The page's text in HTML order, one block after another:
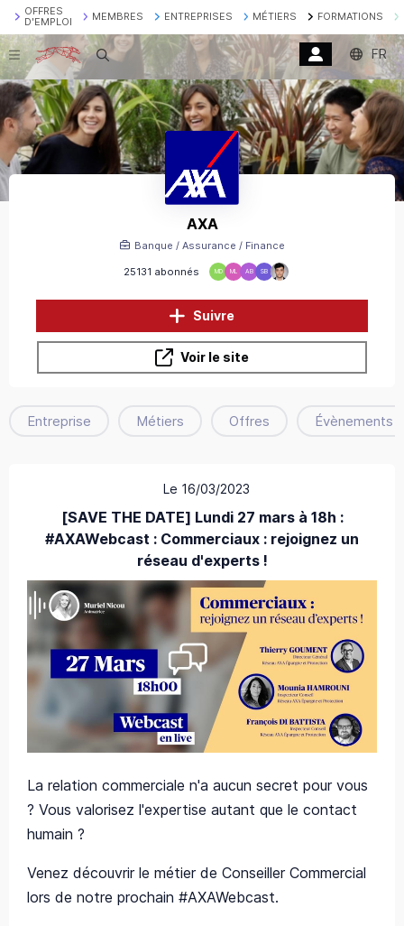
OFFRES
D'EMPLOI
MEMBRES ENTREPRISES MÉTIERS FORMATIONS
Recherche FR
AXA
25131 abonnés MD ML AB SB
Banque / Assurance / Finance
Suivre
Voir le site
Entreprise Métiers Offres Évènements
Le 16/03/2023
[SAVE THE DATE] Lundi 27 mars à 18h :
#AXAWebcast : Commerciaux : rejoignez un
réseau d'experts !
La relation commerciale n'a aucun secret pour vous
? Vous valorisez l'expertise autant que le contact
humain ?
Venez découvrir le métier de Conseiller Commercial
lors de notre prochain #AXAWebcast.